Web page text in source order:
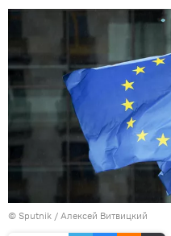
© Sputnik / Алексей Витвицкий